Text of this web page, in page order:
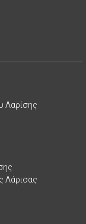
Λαρίσης
Λάρισας